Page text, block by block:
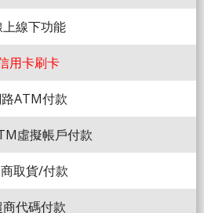
上線下功能
用卡刷卡
ATM付款
虛擬帳戶付款
取貨/付款
商代碼付款